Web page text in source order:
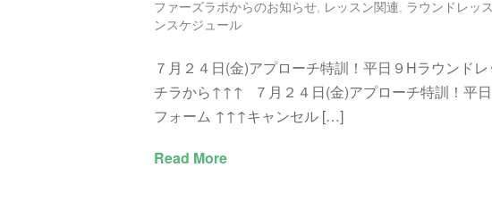
ファーズラボからのお知らせ, レッスン関連, ラウンドレッ
ンスケジュール
７月２４日(金)アプローチ特訓！平日９Hラウンド
チラから↑↑↑ ７月２４日(金)アプローチ特訓！平
フォーム ↑↑↑キャンセル […]
Read More